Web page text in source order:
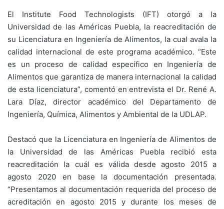
El Institute Food Technologists (IFT) otorgó a la
Universidad de las Américas Puebla, la reacreditación de
su Licenciatura en Ingeniería de Alimentos, la cual avala la
calidad internacional de este programa académico. “Este
es un proceso de calidad específico en Ingeniería de
Alimentos que garantiza de manera internacional la calidad
de esta licenciatura”, comentó en entrevista el Dr. René A.
Lara Díaz, director académico del Departamento de
Ingeniería, Química, Alimentos y Ambiental de la UDLAP.
Destacó que la Licenciatura en Ingeniería de Alimentos de
la Universidad de las Américas Puebla recibió esta
reacreditación la cuál es válida desde agosto 2015 a
agosto 2020 en base la documentación presentada.
“Presentamos al documentación requerida del proceso de
acreditación en agosto 2015 y durante los meses de